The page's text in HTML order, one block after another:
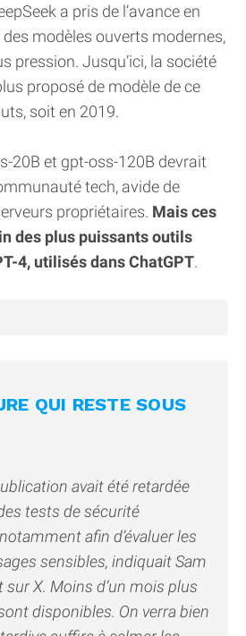
a pris de l’avance en
des modèles ouverts modernes,
pression. Jusqu’ici, la société
proposé de modèle de ce
soit en 2019.
20B et gpt-oss-120B devrait
tech, avide de
propriétaires. Mais ces
des plus puissants outils
4, utilisés dans ChatGPT.
QUI RESTE SOUS
avait été retardée
tests de sécurité
afin d’évaluer les
sensibles, indiquait Sam
X. Moins d’un mois plus
disponibles. On verra bien